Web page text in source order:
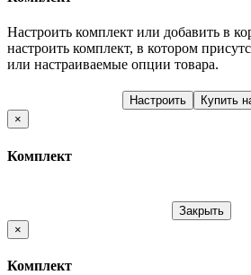
Настроить комплект или добавить в
настроить комплект, в котором
или настраиваемые опции товара.
Настроить
Купить
×
Комплект
Закрыть
×
Комплект